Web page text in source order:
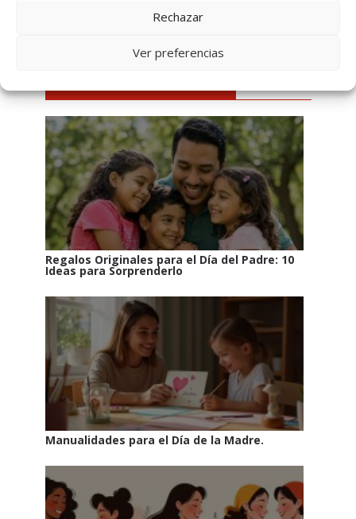
Rechazar
Ver preferencias
También te recomendamos leer:
Regalos Originales para el Día del Padre: 10
Ideas para Sorprenderlo
Manualidades para el Día de la Madre.